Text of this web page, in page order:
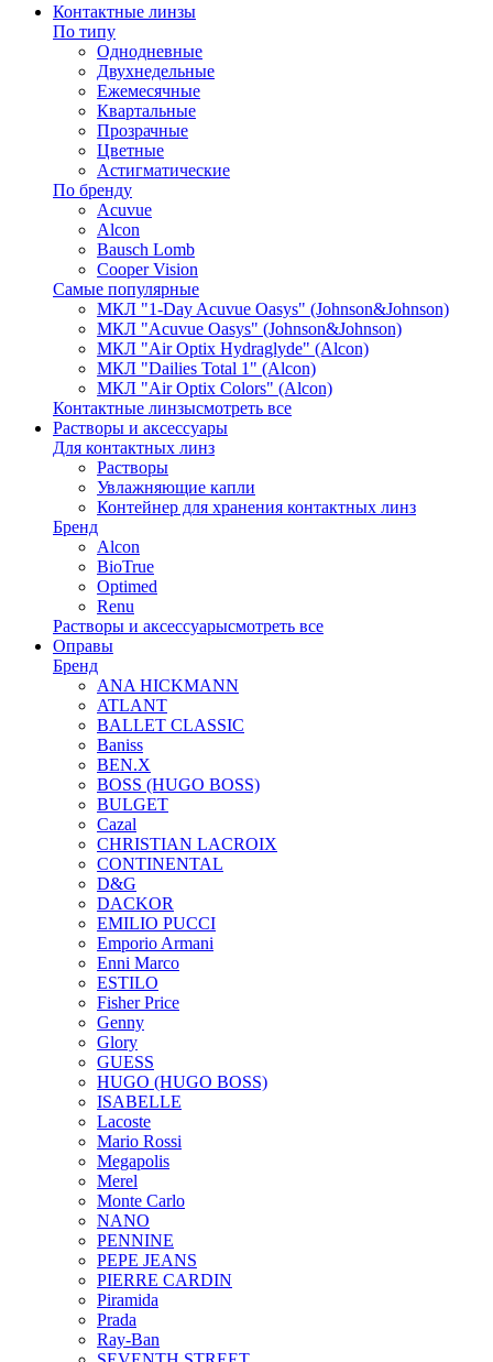
Контактные линзы
По типу
Однодневные
Двухнедельные
Ежемесячные
Квартальные
Прозрачные
Цветные
Астигматические
По бренду
Acuvue
Alcon
Bausch Lomb
Cooper Vision
Самые популярные
МКЛ "1-Day Acuvue Oasys" (Johnson&Johnson)
МКЛ "Acuvue Oasys" (Johnson&Johnson)
МКЛ "Air Optix Hydraglyde" (Alcon)
МКЛ "Dailies Total 1" (Alcon)
МКЛ "Air Optix Colors" (Alcon)
Контактные линзысмотреть все
Растворы и аксессуары
Для контактных линз
Растворы
Увлажняющие капли
Контейнер для хранения контактных линз
Бренд
Alcon
BioTrue
Optimed
Renu
Растворы и аксессуарысмотреть все
Оправы
Бренд
ANA HICKMANN
ATLANT
BALLET CLASSIC
Baniss
BEN.X
BOSS (HUGO BOSS)
BULGET
Cazal
CHRISTIAN LACROIX
CONTINENTAL
D&G
DACKOR
EMILIO PUCCI
Emporio Armani
Enni Marco
ESTILO
Fisher Price
Genny
Glory
GUESS
HUGO (HUGO BOSS)
ISABELLE
Lacoste
Mario Rossi
Megapolis
Merel
Monte Carlo
NANO
PENNINE
PEPE JEANS
PIERRE CARDIN
Piramida
Prada
Ray-Ban